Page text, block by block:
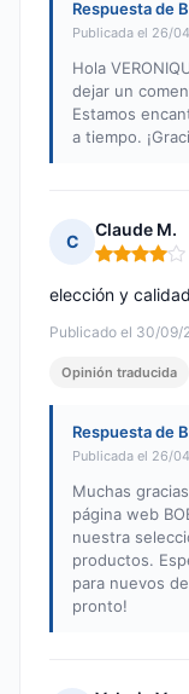
Respuesta de
Publicada el 26/
Hola
dejar un
Estamos
a tiempo.
C
Claude M.
Nota: 4 de 5
Publicado el 30/09/
elección y calidad
Opinión traducida
Respuesta de
Publicada el 26/
Muchas
página web
nuestra
productos.
para nuevos
pronto!